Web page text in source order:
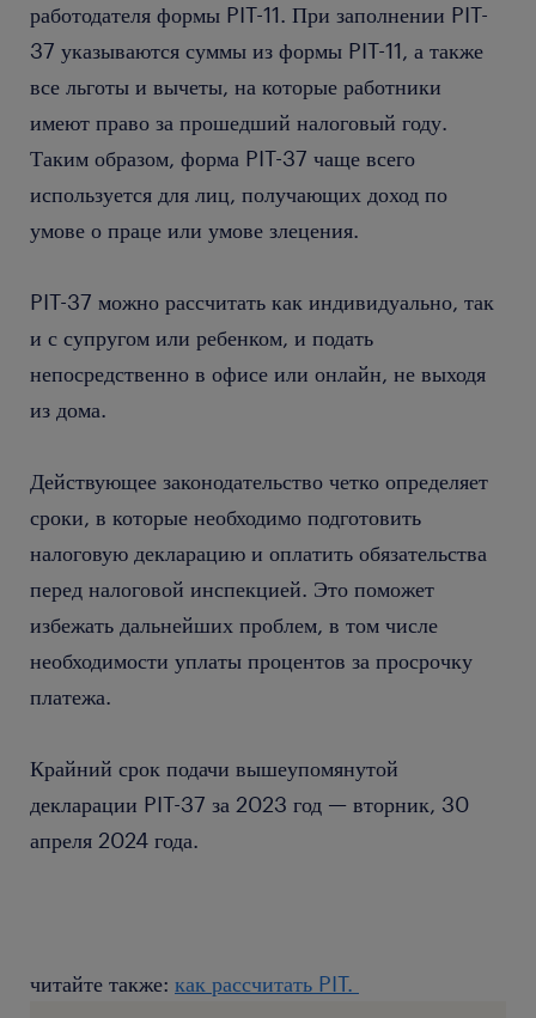
работодателя формы PIT-11. При заполнении PIT-
37 указываются суммы из формы PIT-11, а также
все льготы и вычеты, на которые работники
имеют право за прошедший налоговый году.
Таким образом, форма PIT-37 чаще всего
используется для лиц, получающих доход по
умове о праце или умове злецения.
PIT-37 можно рассчитать как индивидуально, так
и с супругом или ребенком, и подать
непосредственно в офисе или онлайн, не выходя
из дома.
Действующее законодательство четко определяет
сроки, в которые необходимо подготовить
налоговую декларацию и оплатить обязательства
перед налоговой инспекцией. Это поможет
избежать дальнейших проблем, в том числе
необходимости уплаты процентов за просрочку
платежа.
Крайний срок подачи вышеупомянутой
декларации PIT-37 за 2023 год — вторник, 30
апреля 2024 года.
читайте также: как рассчитать PIT.